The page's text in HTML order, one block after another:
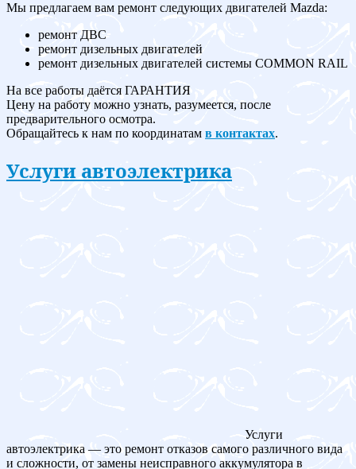
Мы предлагаем вам ремонт следующих двигателей Mazda:
ремонт ДВС
ремонт дизельных двигателей
ремонт дизельных двигателей системы COMMON RAIL
На все работы даётся ГАРАНТИЯ
Цену на работу можно узнать, разумеется, после
предварительного осмотра.
Обращайтесь к нам по координатам в контактах.
Услуги автоэлектрика
Услуги
автоэлектрика — это ремонт отказов самого различного вида
и сложности, от замены неисправного аккумулятора в